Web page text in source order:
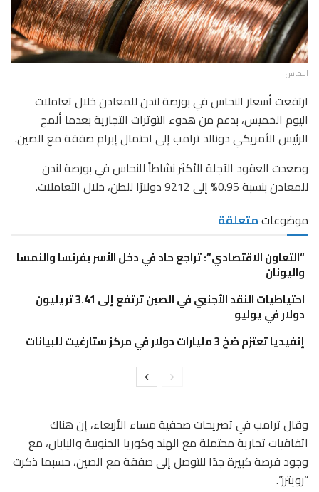
النحاس
ارتفعت أسعار النحاس في بورصة لندن للمعادن خلال تعاملات
اليوم الخميس، بدعم من هدوء التوترات التجارية بعدما ألمح
الرئيس الأمريكي دونالد ترامب إلى احتمال إبرام صفقة مع الصين.
وصعدت العقود الآجلة الأكثر نشاطاً للنحاس في بورصة لندن
للمعادن بنسبة 0.95% إلى 9212 دولارًا للطن، خلال التعاملات.
موضوعاتمتعلقة
“التعاون الاقتصادي”: تراجع حاد في دخل الأسر بفرنسا والنمسا
واليونان
احتياطيات النقد الأجنبي في الصين ترتفع إلى 3.41 تريليون
دولار في يوليو
إنفيديا تعتزم ضخ 3 مليارات دولار في مركز ستارغيت للبيانات
وقال ترامب في تصريحات صحفية مساء الأربعاء، إن هناك
اتفاقيات تجارية محتملة مع الهند وكوريا الجنوبية واليابان، مع
وجود فرصة كبيرة جدًا للتوصل إلى صفقة مع الصين، حسبما ذكرت
“رويترز”.